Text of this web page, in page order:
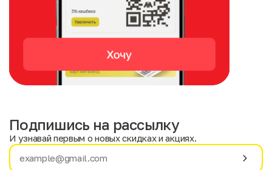
Имя
Подпишись на рассылку
И узнавай первым о новых скидках и акциях.